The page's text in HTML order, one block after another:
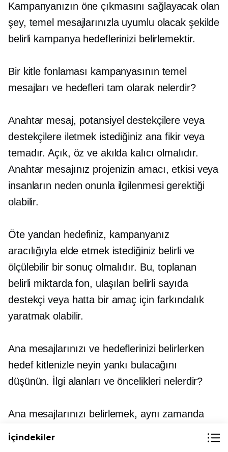
Kampanyanızın öne çıkmasını sağlayacak olan
şey, temel mesajlarınızla uyumlu olacak şekilde
belirli kampanya hedeflerinizi belirlemektir.
Bir kitle fonlaması kampanyasının temel
mesajları ve hedefleri tam olarak nelerdir?
Anahtar mesaj, potansiyel destekçilere veya
destekçilere iletmek istediğiniz ana fikir veya
temadır. Açık, öz ve akılda kalıcı olmalıdır.
Anahtar mesajınız projenizin amacı, etkisi veya
insanların neden onunla ilgilenmesi gerektiği
olabilir.
Öte yandan hedefiniz, kampanyanız
aracılığıyla elde etmek istediğiniz belirli ve
ölçülebilir bir sonuç olmalıdır. Bu, toplanan
belirli miktarda fon, ulaşılan belirli sayıda
destekçi veya hatta bir amaç için farkındalık
yaratmak olabilir.
Ana mesajlarınızı ve hedeflerinizi belirlerken
hedef kitlenizle neyin yankı bulacağını
düşünün. İlgi alanları ve öncelikleri nelerdir?
Ana mesajlarınızı belirlemek, aynı zamanda
hedef kitleniz için daha çekici hale getirecek
İçindekiler